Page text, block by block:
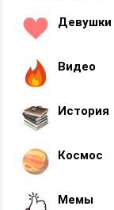
Девушки
Видео
История
Космос
Мемы